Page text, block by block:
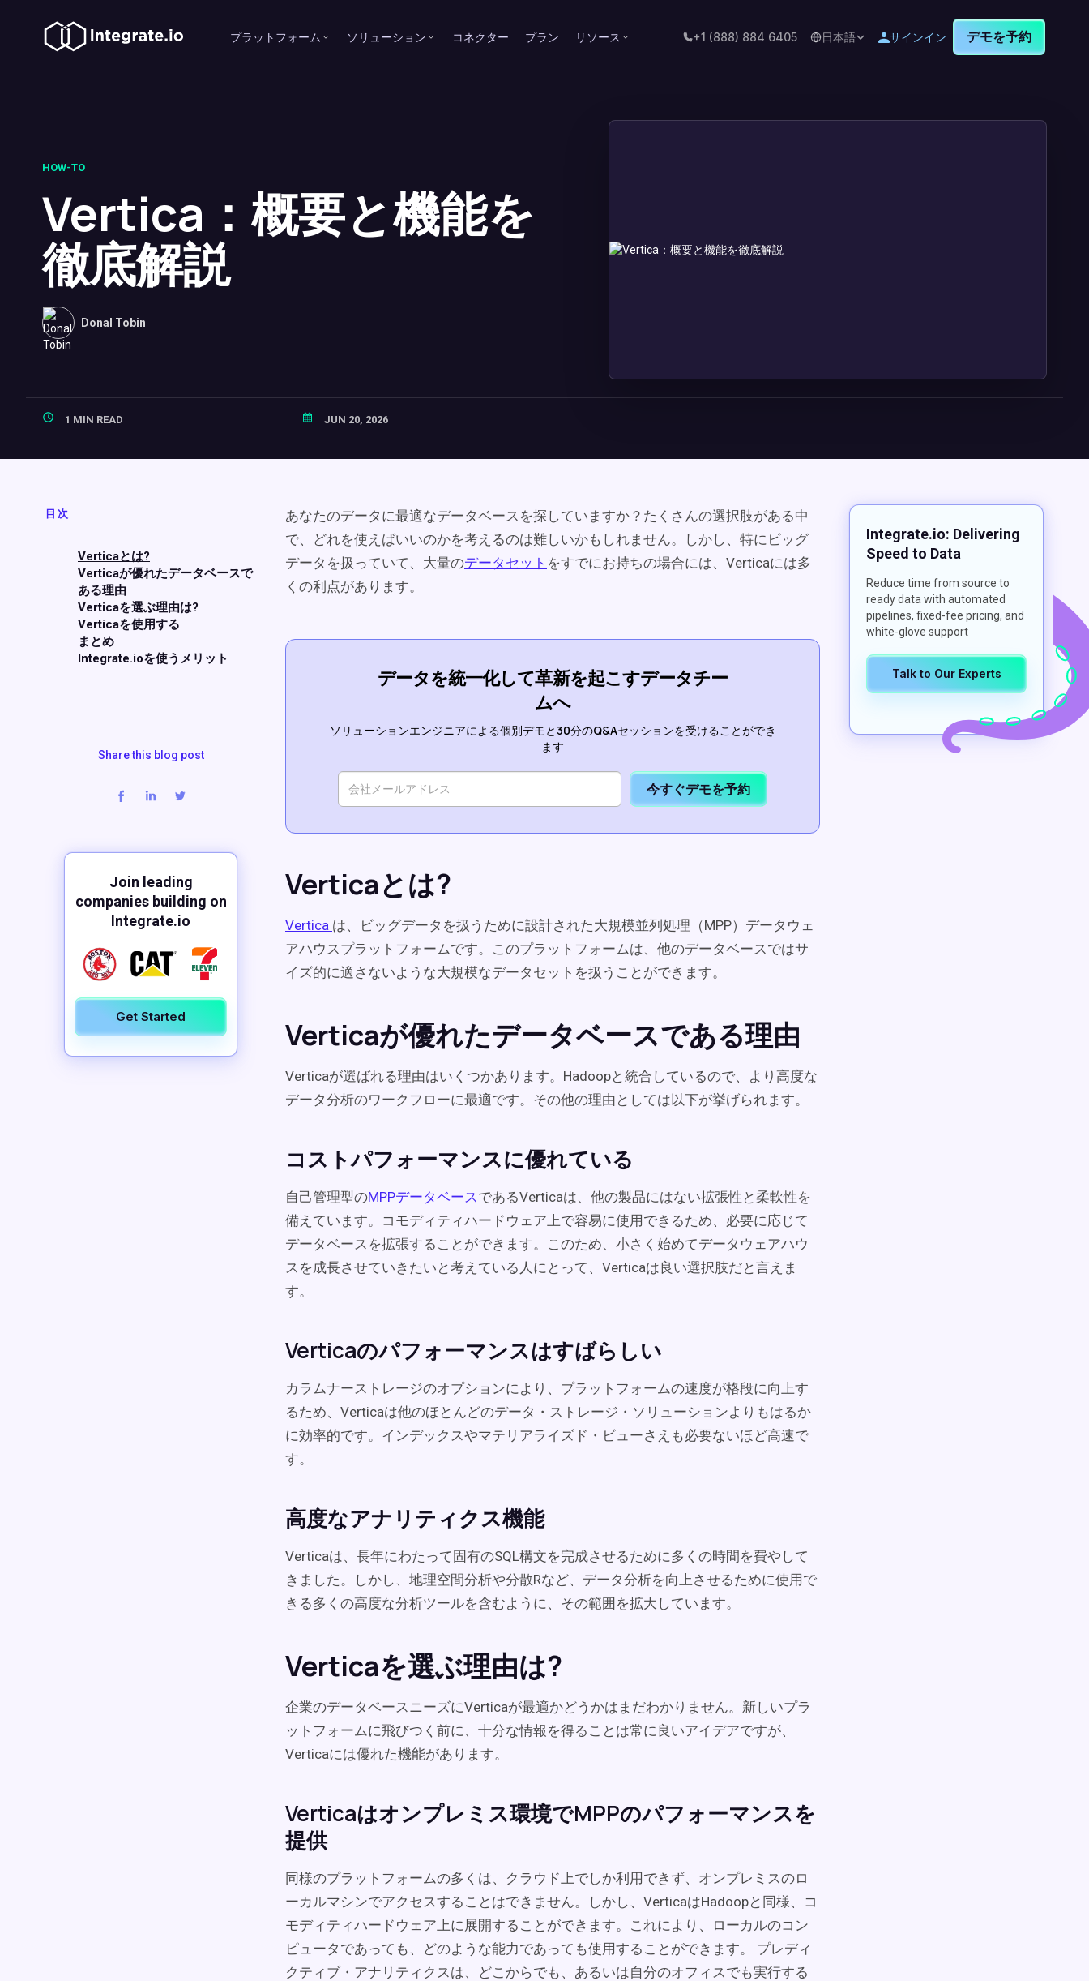
プラットフォーム ソリューション コネクター プラン リソース +1 (888) 884 6405 日本語 サインイン デモを予約
HOW-TO
Vertica：概要と機能を
徹底解説
Donal Tobin
1 MIN READ JUN 20, 2026
目次
Verticaとは?
Verticaが優れたデータベースで
ある理由
Verticaを選ぶ理由は?
Verticaを使用する
まとめ
Integrate.ioを使うメリット
Share this blog post
Join leading
companies building on
Integrate.io
Get Started
あなたのデータに最適なデータベースを探していますか？たくさんの選択肢がある中
で、どれを使えばいいのかを考えるのは難しいかもしれません。しかし、特にビッグ
データを扱っていて、大量のデータセット をすでにお持ちの場合には、Verticaには多
くの利点があります。
データを統一化して革新を起こすデータチー
ムへ
ソリューションエンジニアによる個別デモと30分のQ&Aセッションを受けることができ
ます
今すぐデモを予約
Verticaとは?
Vertica は、ビッグデータを扱うために設計された大規模並列処理（MPP）データウェ
アハウスプラットフォームです。このプラットフォームは、他のデータベースではサ
イズ的に適さないような大規模なデータセットを扱うことができます。
Verticaが優れたデータベースである理由
Verticaが選ばれる理由はいくつかあります。Hadoopと統合しているので、より高度な
データ分析のワークフローに最適です。その他の理由としては以下が挙げられます。
コストパフォーマンスに優れている
自己管理型のMPPデータベースであるVerticaは、他の製品にはない拡張性と柔軟性を
備えています。コモディティハードウェア上で容易に使用できるため、必要に応じて
データベースを拡張することができます。このため、小さく始めてデータウェアハウ
スを成長させていきたいと考えている人にとって、Verticaは良い選択肢だと言えま
す。
Verticaのパフォーマンスはすばらしい
カラムナーストレージのオプションにより、プラットフォームの速度が格段に向上す
るため、Verticaは他のほとんどのデータ・ストレージ・ソリューションよりもはるか
に効率的です。インデックスやマテリアライズド・ビューさえも必要ないほど高速で
す。
高度なアナリティクス機能
Verticaは、長年にわたって固有のSQL構文を完成させるために多くの時間を費やして
きました。しかし、地理空間分析や分散Rなど、データ分析を向上させるために使用で
きる多くの高度な分析ツールを含むように、その範囲を拡大しています。
Verticaを選ぶ理由は?
企業のデータベースニーズにVerticaが最適かどうかはまだわかりません。新しいプラ
ットフォームに飛びつく前に、十分な情報を得ることは常に良いアイデアですが、
Verticaには優れた機能があります。
Verticaはオンプレミス環境でMPPのパフォーマンスを
提供
同様のプラットフォームの多くは、クラウド上でしか利用できず、オンプレミスのロ
ーカルマシンでアクセスすることはできません。しかし、VerticaはHadoopと同様、コ
モディティハードウェア上に展開することができます。これにより、ローカルのコン
ピュータであっても、どのような能力であっても使用することができます。 プレディ
クティブ・アナリティクスは、どこからでも、あるいは自分のオフィスでも実行する
Integrate.io: Delivering
Speed to Data
Reduce time from source to
ready data with automated
pipelines, fixed-fee pricing, and
white-glove support
Talk to Our Experts